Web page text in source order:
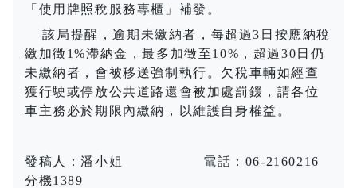
「使用牌照稅服務專櫃」補發。
該局提醒，逾期未繳納者，每超過3 日按應納稅
繳加徵1%滯納金，最多加徵至10% ，超過30 日仍
未繳納者，會被移送強制執行。欠稅車輛如經查
獲行駛或停放公共道路還會被加處罰鍰，請各位
車主務必於期限內繳納，以維護自身權益。
發稿人：潘小姐 電話： 06-2160216
分機1389